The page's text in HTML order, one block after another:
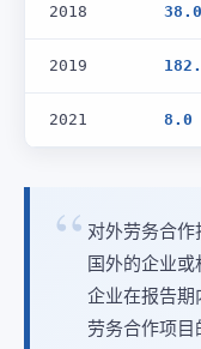
2018 38.0
2019
2021 8.0
对外劳务合作
国外的企业
企业在报告期
劳务合作项目